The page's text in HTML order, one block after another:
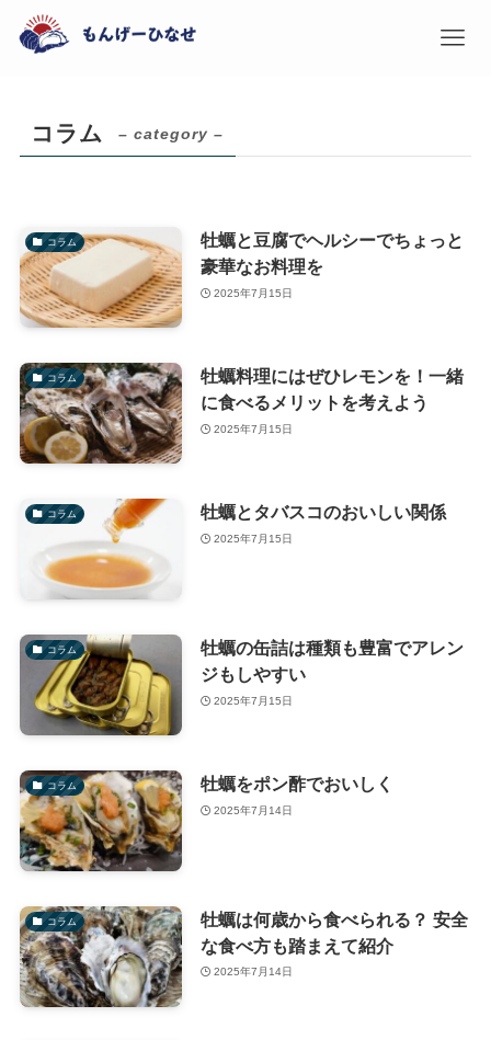
コラム – category –
コラム
牡蠣と豆腐でヘルシーでちょっと
豪華なお料理を
2025年7月15日
コラム
牡蠣料理にはぜひレモンを！一緒
に食べるメリットを考えよう
2025年7月15日
コラム 牡蠣とタバスコのおいしい関係
2025年7月15日
コラム
牡蠣の缶詰は種類も豊富でアレン
ジもしやすい
2025年7月15日
コラム 牡蠣をポン酢でおいしく
2025年7月14日
コラム
牡蠣は何歳から食べられる？ 安全
な食べ方も踏まえて紹介
2025年7月14日